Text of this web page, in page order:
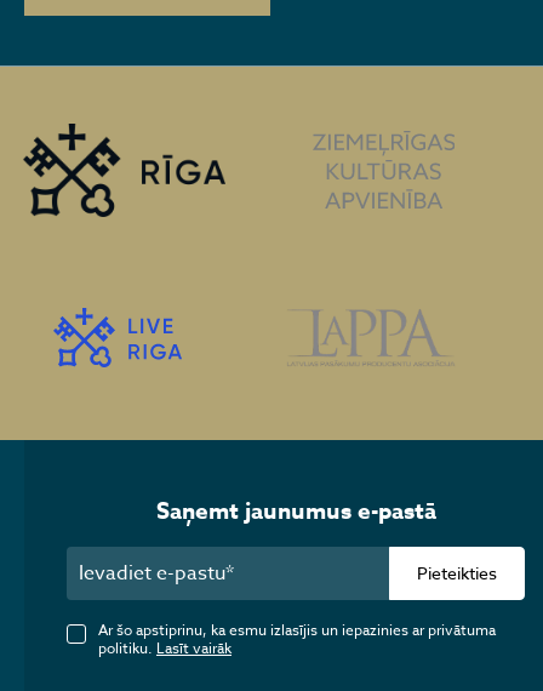
Saņemt jaunumus e-pastā
Pieteikties
Ar šo apstiprinu, ka esmu izlasījis un iepazinies ar privātuma
politiku. Lasīt vairāk